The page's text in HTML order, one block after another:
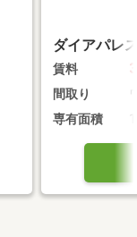
ダイアパレ
賃料
間取り
専有面積